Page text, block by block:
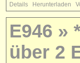
Details Herunterladen
E946 »
über 2